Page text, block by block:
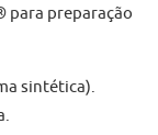
para preparação
sintética).